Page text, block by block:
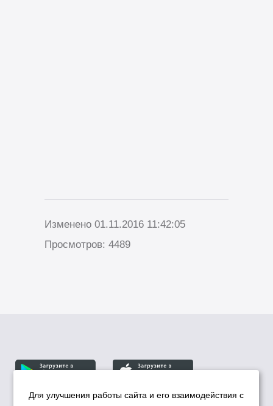
Изменено 01.11.2016 11:42:05
Просмотров: 4489
Для улучшения работы сайта и его взаимодействия с